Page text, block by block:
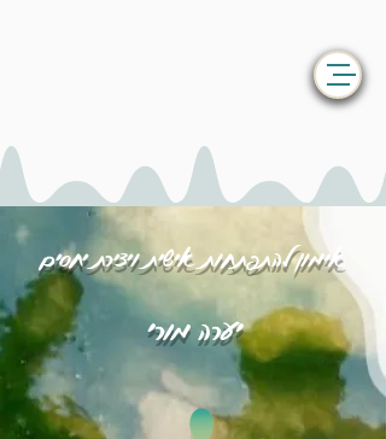
אימון להתפתחות אישית ויצירת יחסים
יערה מורי